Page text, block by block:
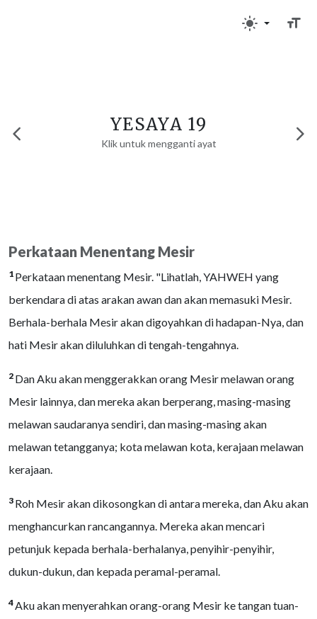
YESAYA 19
Klik untuk mengganti ayat
Perkataan Menentang Mesir
1 Perkataan menentang Mesir. "Lihatlah, YAHWEH yang
berkendara di atas arakan awan dan akan memasuki Mesir.
Berhala-berhala Mesir akan digoyahkan di hadapan-Nya, dan
hati Mesir akan diluluhkan di tengah-tengahnya.
2 Dan Aku akan menggerakkan orang Mesir melawan orang
Mesir lainnya, dan mereka akan berperang, masing-masing
melawan saudaranya sendiri, dan masing-masing akan
melawan tetangganya; kota melawan kota, kerajaan melawan
kerajaan.
3 Roh Mesir akan dikosongkan di antara mereka, dan Aku akan
menghancurkan rancangannya. Mereka akan mencari
petunjuk kepada berhala-berhalanya, penyihir-penyihir,
dukun-dukun, dan kepada peramal-peramal.
4Aku akan menyerahkan orang-orang Mesir ke tangan tuan-